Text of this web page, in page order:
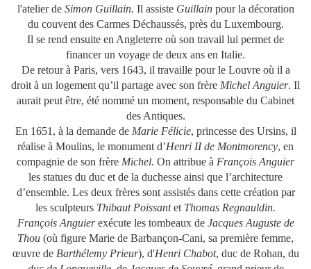
l'atelier de Simon Guillain. Il assiste Guillain pour la décoration
du couvent des Carmes Déchaussés, près du Luxembourg.
Il se rend ensuite en Angleterre où son travail lui permet de
financer un voyage de deux ans en Italie.
De retour à Paris, vers 1643, il travaille pour le Louvre où il a
droit à un logement qu’il partage avec son frère Michel Anguier. Il
aurait peut être, été nommé un moment, responsable du Cabinet
des Antiques.
En 1651, à la demande de Marie Félicie, princesse des Ursins, il
réalise à Moulins, le monument d’Henri II de Montmorency, en
compagnie de son frère Michel. On attribue à François Anguier
les statues du duc et de la duchesse ainsi que l’architecture
d’ensemble. Les deux frères sont assistés dans cette création par
les sculpteurs Thibaut Poissantet Thomas Regnauldin.
François Anguierexécute les tombeaux de Jacques Auguste de
Thou (où figure Marie de Barbançon-Cani, sa première femme,
œuvre de Barthélemy Prieur), d'Henri Chabot, duc de Rohan, du